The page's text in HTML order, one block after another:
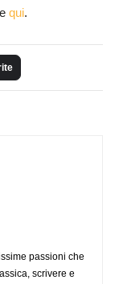
qui.
passioni che
scrivere e